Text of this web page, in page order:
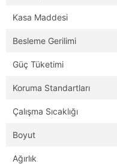
Kasa Maddesi
Besleme Gerilimi
Güç Tüketimi
Koruma Standartları
Çalışma Sıcaklığı
Boyut
Ağırlık